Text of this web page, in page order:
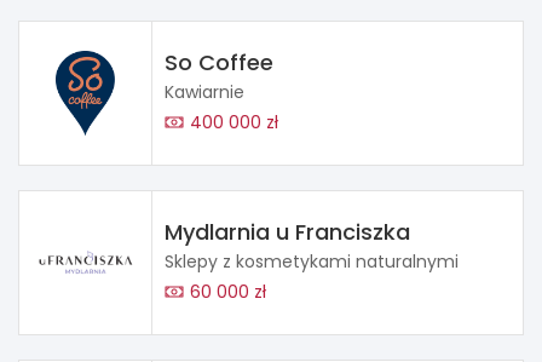
So Coffee
Kawiarnie
400 000 zł
Mydlarnia u Franciszka
Sklepy z kosmetykami naturalnymi
60 000 zł